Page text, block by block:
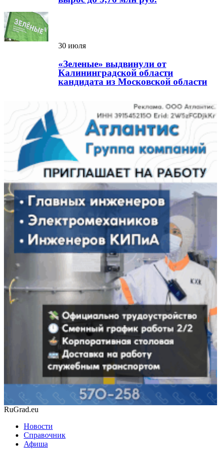
30 июля
«Зеленые» выдвинули от
Калининградской области
кандидата из Московской области
RuGrad.eu
Новости
Справочник
Афиша